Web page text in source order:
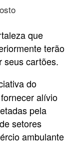
que
terão
seus cartões.
do
alívio
pela
setores
ambulante